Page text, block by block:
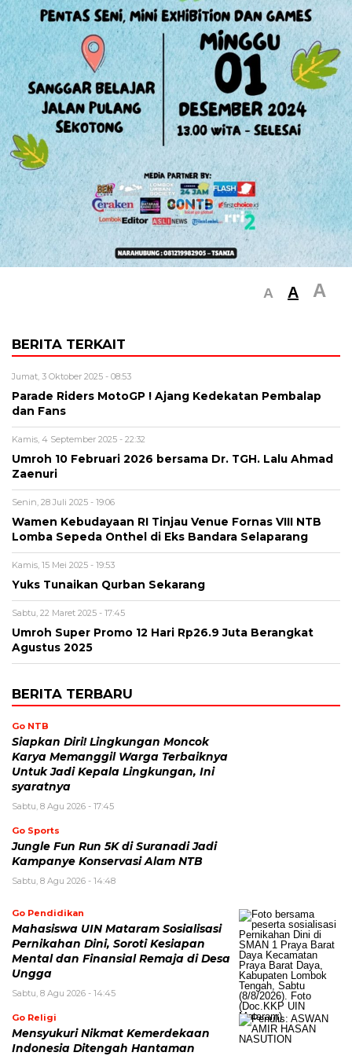
A A A
BERITA TERKAIT
Jumat, 3 Oktober 2025 - 08:53
Parade Riders MotoGP ! Ajang Kedekatan Pembalap
dan Fans
Kamis, 4 September 2025 - 22:32
Umroh 10 Februari 2026 bersama Dr. TGH. Lalu Ahmad
Zaenuri
Senin, 28 Juli 2025 - 19:06
Wamen Kebudayaan RI Tinjau Venue Fornas VIII NTB
Lomba Sepeda Onthel di Eks Bandara Selaparang
Kamis, 15 Mei 2025 - 19:53
Yuks Tunaikan Qurban Sekarang
Sabtu, 22 Maret 2025 - 17:45
Umroh Super Promo 12 Hari Rp26.9 Juta Berangkat
Agustus 2025
BERITA TERBARU
Go NTB
Siapkan Diri! Lingkungan Moncok
Karya Memanggil Warga Terbaiknya
Untuk Jadi Kepala Lingkungan, Ini
syaratnya
Sabtu, 8 Agu 2026 - 17:45
Go Sports
Jungle Fun Run 5K di Suranadi Jadi
Kampanye Konservasi Alam NTB
Sabtu, 8 Agu 2026 - 14:48
Go Pendidikan
Mahasiswa UIN Mataram Sosialisasi
Pernikahan Dini, Soroti Kesiapan
Mental dan Finansial Remaja di Desa
Ungga
Sabtu, 8 Agu 2026 - 14:45
Go Religi
Mensyukuri Nikmat Kemerdekaan
Indonesia Ditengah Hantaman